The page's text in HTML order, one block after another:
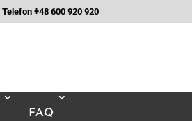
Telefon +48 600 920 920
FAQ